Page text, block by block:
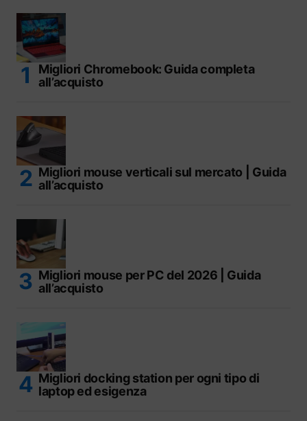
Migliori Chromebook: Guida completa
all’acquisto
Migliori mouse verticali sul mercato | Guida
all’acquisto
Migliori mouse per PC del 2026 | Guida
all’acquisto
Migliori docking station per ogni tipo di
laptop ed esigenza